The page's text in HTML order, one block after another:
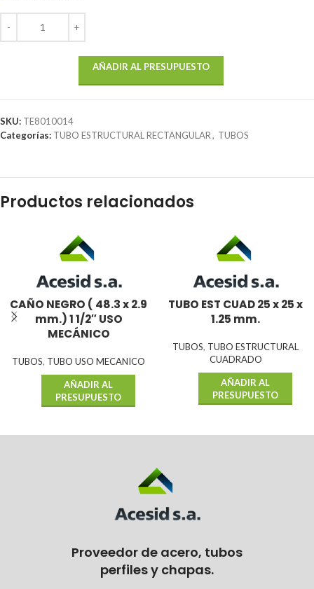
AÑADIR AL PRESUPUESTO
SKU: TE8010014
Categorías: TUBO ESTRUCTURAL RECTANGULAR, TUBOS
Productos relacionados
CAÑO NEGRO ( 48.3 x 2.9
mm.) 1 1/2″ USO
MECÁNICO
TUBOS, TUBO USO MECANICO
AÑADIR AL
PRESUPUESTO
TUBO EST CUAD 25 x 25 x
1.25 mm.
TUBOS, TUBO ESTRUCTURAL
CUADRADO
AÑADIR AL
PRESUPUESTO
Proveedor de acero, tubos
perfiles y chapas.